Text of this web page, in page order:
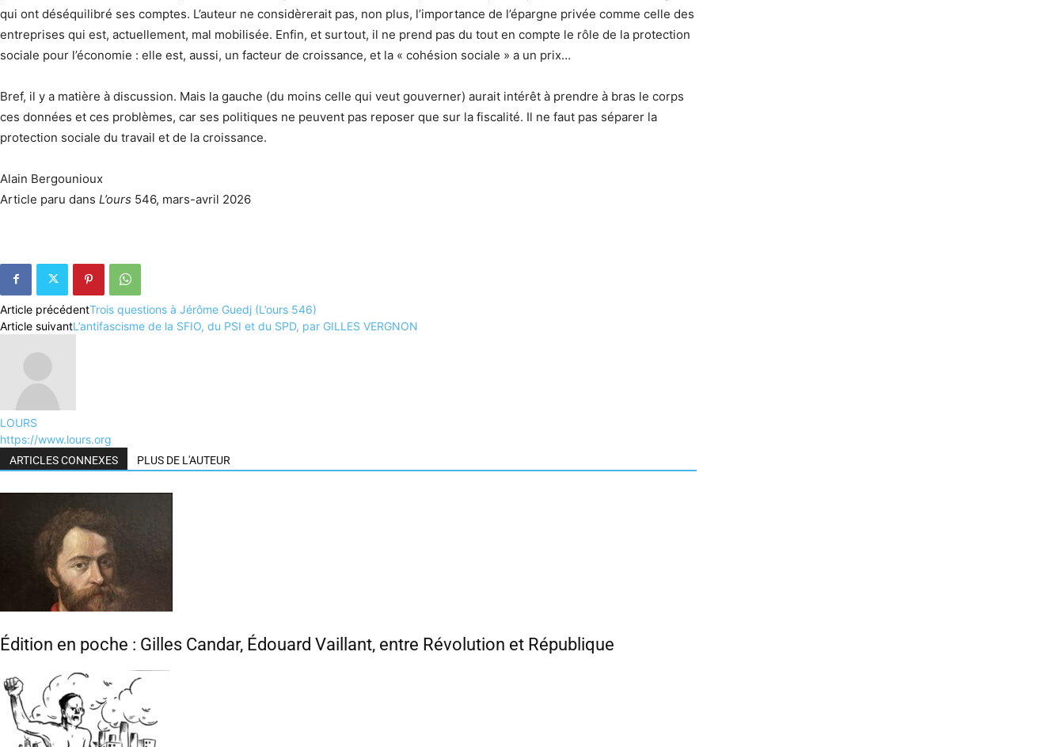
qui ont déséquilibré ses comptes. L’auteur ne considèrerait pas, non plus, l’importance de l’épargne privée comme celle des
entreprises qui est, actuellement, mal mobilisée. Enfin, et surtout, il ne prend pas du tout en compte le rôle de la protection
sociale pour l’économie : elle est, aussi, un facteur de croissance, et la « cohésion sociale » a un prix…
Bref, il y a matière à discussion. Mais la gauche (du moins celle qui veut gouverner) aurait intérêt à prendre à bras le corps
ces données et ces problèmes, car ses politiques ne peuvent pas reposer que sur la fiscalité. Il ne faut pas séparer la
protection sociale du travail et de la croissance.
Alain Bergounioux
Article paru dans L’ours 546, mars-avril 2026
Article précédentTrois questions à Jérôme Guedj (L’ours 546)
Article suivantL’antifascisme de la SFIO, du PSI et du SPD, par GILLES VERGNON
LOURS
https://www.lours.org
ARTICLES CONNEXES PLUS DE L'AUTEUR
Édition en poche : Gilles Candar, Édouard Vaillant, entre Révolution et République